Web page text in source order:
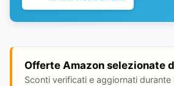
Offerte Amazon selezionate
Sconti verificati e aggiornati